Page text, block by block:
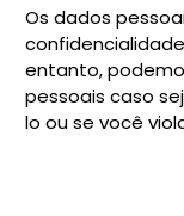
Os dados
entanto,
pessoais caso
lo ou se você